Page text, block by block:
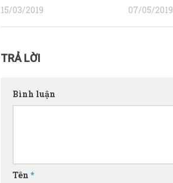
15/03/2019 07/05/2019
TRẢ LỜI
Bình luận
Tên *